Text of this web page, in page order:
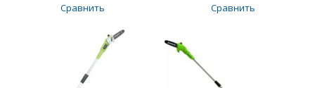
Сравнить Сравнить